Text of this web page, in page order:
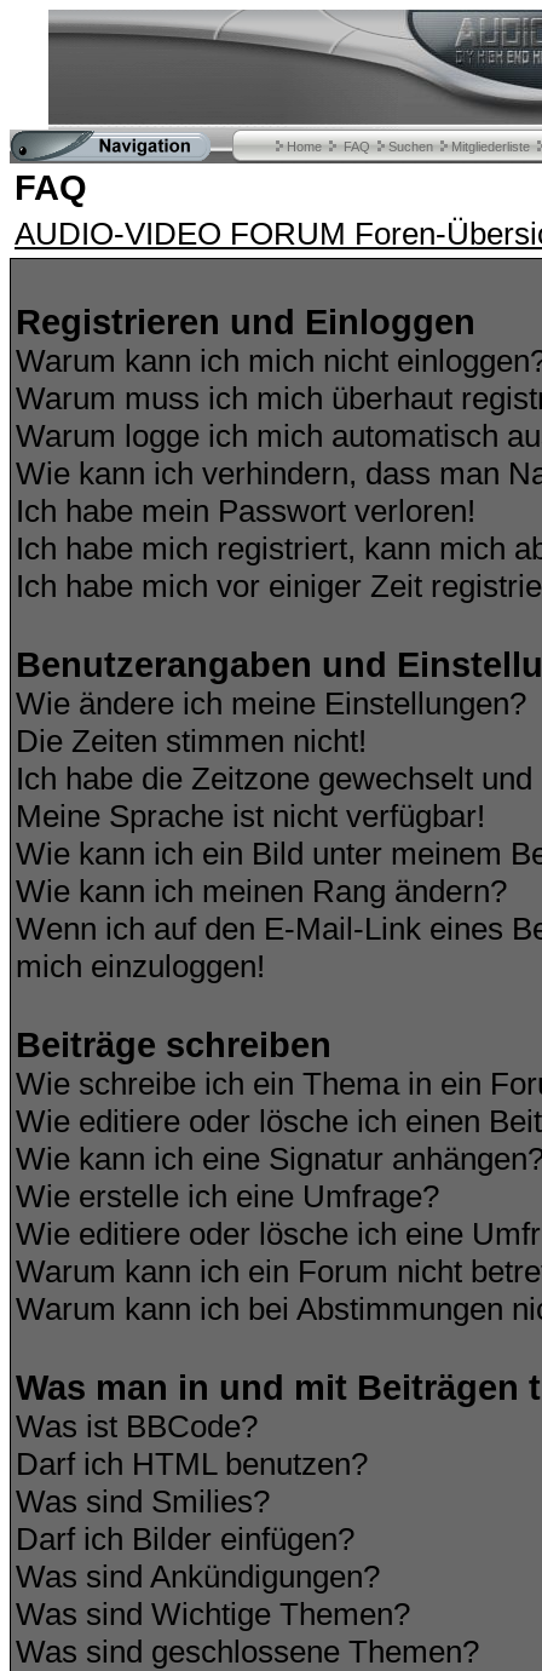
Home FAQ Suchen Mitgliederliste
FAQ
AUDIO-VIDEO FORUM Foren-
Registrieren und Einloggen
Warum kann ich mich nicht
Warum muss ich mich überhaut
Warum logge ich mich automatisch
Wie kann ich verhindern, dass man
Ich habe mein Passwort verloren!
Ich habe mich registriert, kann mich
Ich habe mich vor einiger Zeit
Benutzerangaben und
Wie ändere ich meine Einstellungen?
Die Zeiten stimmen nicht!
Ich habe die Zeitzone gewechselt
Meine Sprache ist nicht verfügbar!
Wie kann ich ein Bild unter meinem
Wie kann ich meinen Rang ändern?
Wenn ich auf den E-Mail-Link eines
mich einzuloggen!
Beiträge schreiben
Wie schreibe ich ein Thema in ein
Wie editiere oder lösche ich einen
Wie kann ich eine Signatur
Wie erstelle ich eine Umfrage?
Wie editiere oder lösche ich eine
Warum kann ich ein Forum nicht
Warum kann ich bei Abstimmungen
Was man in und mit Beiträgen
Was ist BBCode?
Darf ich HTML benutzen?
Was sind Smilies?
Darf ich Bilder einfügen?
Was sind Ankündigungen?
Was sind Wichtige Themen?
Was sind geschlossene Themen?